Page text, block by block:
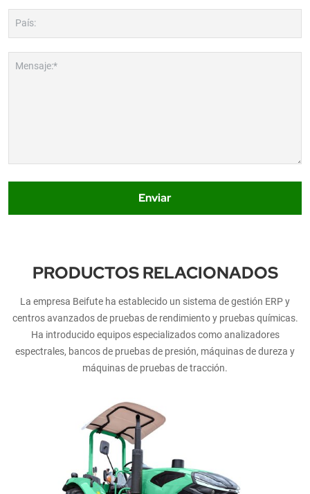
País:
Mensaje:*
Enviar
PRODUCTOS RELACIONADOS
La empresa Beifute ha establecido un sistema de gestión ERP y
centros avanzados de pruebas de rendimiento y pruebas químicas.
Ha introducido equipos especializados como analizadores
espectrales, bancos de pruebas de presión, máquinas de dureza y
máquinas de pruebas de tracción.